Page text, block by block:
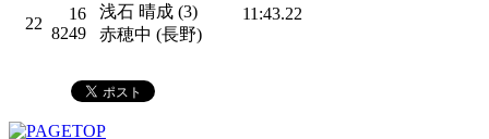
22
16
8249
浅石 晴成 (3)
赤穂中 (長野)
11:43.22